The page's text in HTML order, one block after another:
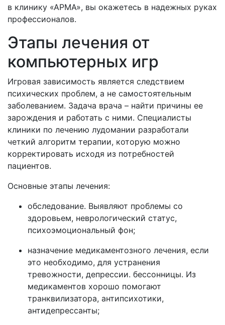
в клинику «АРМА», вы окажетесь в надежных руках
профессионалов.
Этапы лечения от
компьютерных игр
Игровая зависимость является следствием
психических проблем, а не самостоятельным
заболеванием. Задача врача – найти причины ее
зарождения и работать с ними. Специалисты
клиники по лечению лудомании разработали
четкий алгоритм терапии, которую можно
корректировать исходя из потребностей
пациентов.
Основные этапы лечения:
обследование. Выявляют проблемы со
здоровьем, неврологический статус,
психоэмоциональный фон;
назначение медикаментозного лечения, если
это необходимо, для устранения
тревожности, депрессии. бессонницы. Из
медикаментов хорошо помогают
транквилизатора, антипсихотики,
антидепрессанты;